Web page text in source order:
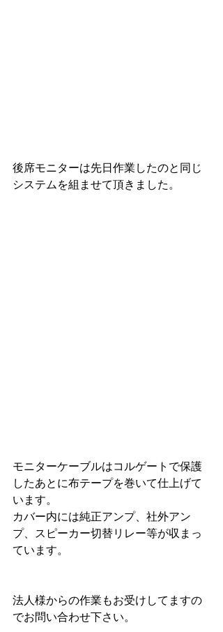
後席モニターは先日作業したのと同じ
システムを組ませて頂きました。
モニターケーブルはコルゲートで保護
したあとに布テープを巻いて仕上げて
います。
カバー内には純正アンプ、社外アン
プ、スピーカー切替リレー等が収まっ
ています。
法人様からの作業もお受けしてますの
でお問い合わせ下さい。